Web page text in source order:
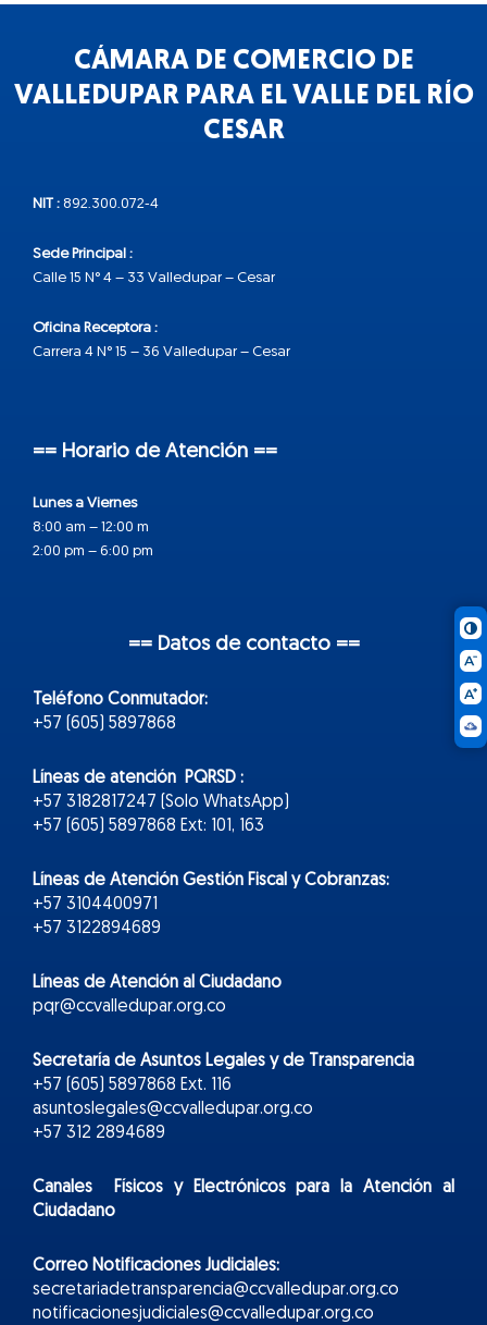
CÁMARA DE COMERCIO DE
VALLEDUPAR PARA EL VALLE DEL RÍO
CESAR
NIT : 892.300.072-4
Sede Principal :
Calle 15 N° 4 – 33 Valledupar – Cesar
Oficina Receptora :
Carrera 4 N° 15 – 36 Valledupar – Cesar
== Horario de Atención ==
Lunes a Viernes
8:00 am – 12:00 m
2:00 pm – 6:00 pm
== Datos de contacto ==
Teléfono Conmutador:
+57 (605) 5897868
Líneas de atención PQRSD :
+57 3182817247 (Solo WhatsApp)
+57 (605) 5897868 Ext: 101, 163
Líneas de Atención Gestión Fiscal y Cobranzas:
+57 3104400971
+57 3122894689
Líneas de Atención al Ciudadano
pqr@ccvalledupar.org.co
Secretaría de Asuntos Legales y de Transparencia
+57 (605) 5897868 Ext. 116
asuntoslegales@ccvalledupar.org.co
+57 312 2894689
Canales Físicos yElectrónicospara la Atención al
Ciudadano
Correo Notificaciones Judiciales:
secretariadetransparencia@ccvalledupar.org.co
notificacionesjudiciales@ccvalledupar.org.co